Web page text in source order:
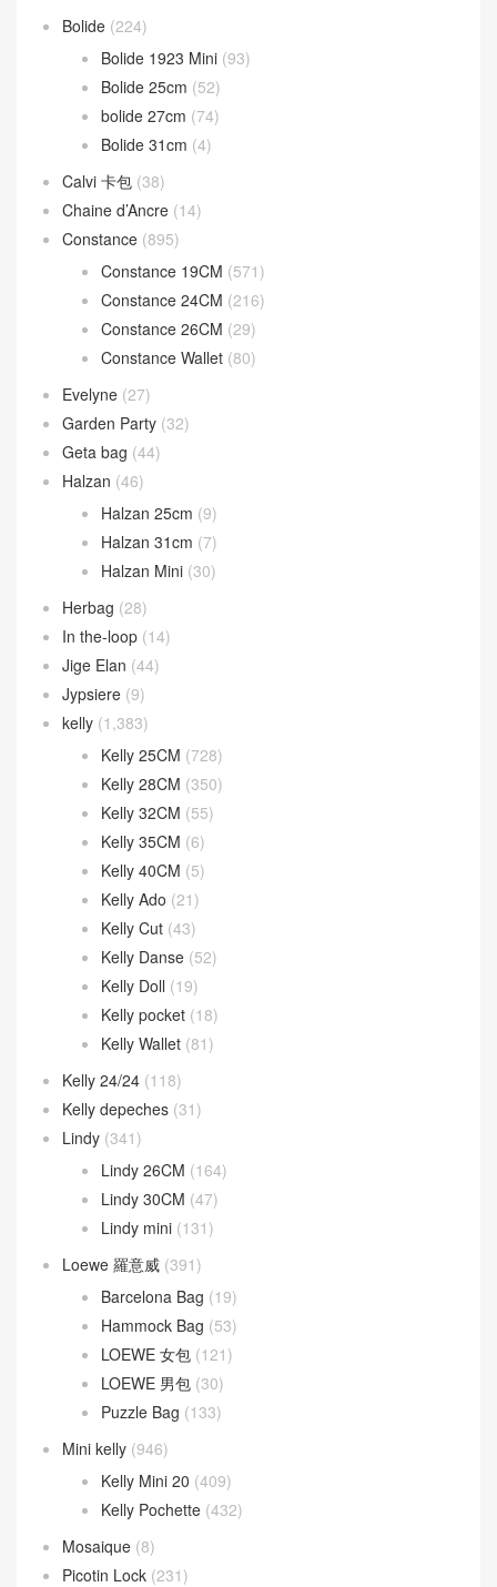
Bolide (224)
Bolide 1923 Mini (93)
Bolide 25cm (52)
bolide 27cm (74)
Bolide 31cm (4)
Calvi 卡包 (38)
Chaine d’Ancre (14)
Constance (895)
Constance 19CM (571)
Constance 24CM (216)
Constance 26CM (29)
Constance Wallet (80)
Evelyne (27)
Garden Party (32)
Geta bag (44)
Halzan (46)
Halzan 25cm (9)
Halzan 31cm (7)
Halzan Mini (30)
Herbag (28)
In the-loop (14)
Jige Elan (44)
Jypsiere (9)
kelly (1,383)
Kelly 25CM (728)
Kelly 28CM (350)
Kelly 32CM (55)
Kelly 35CM (6)
Kelly 40CM (5)
Kelly Ado (21)
Kelly Cut (43)
Kelly Danse (52)
Kelly Doll (19)
Kelly pocket (18)
Kelly Wallet (81)
Kelly 24/24 (118)
Kelly depeches (31)
Lindy (341)
Lindy 26CM (164)
Lindy 30CM (47)
Lindy mini (131)
Loewe 羅意威 (391)
Barcelona Bag (19)
Hammock Bag (53)
LOEWE 女包 (121)
LOEWE 男包 (30)
Puzzle Bag (133)
Mini kelly (946)
Kelly Mini 20 (409)
Kelly Pochette (432)
Mosaique (8)
Picotin Lock (231)